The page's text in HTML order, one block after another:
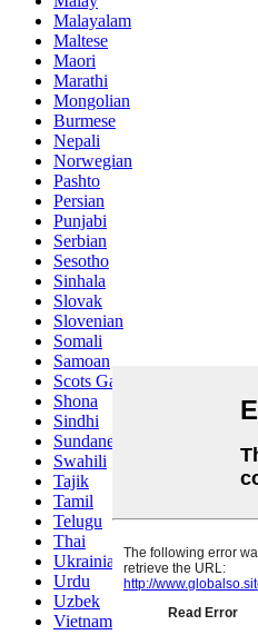
Malayalam
Maltese
Maori
Marathi
Mongolian
Burmese
Nepali
Norwegian
Pashto
Persian
Punjabi
Serbian
Sesotho
Sinhala
Slovak
Slovenian
Somali
Samoan
Scots Gaelic
Shona
Sindhi
Sundanese
Swahili
Tajik
Tamil
Telugu
Thai
Ukrainian
Urdu
Uzbek
Vietnamese